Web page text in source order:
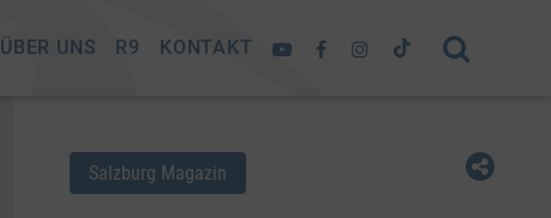
ÜBER UNS R9 KONTAKT
Salzburg Magazin